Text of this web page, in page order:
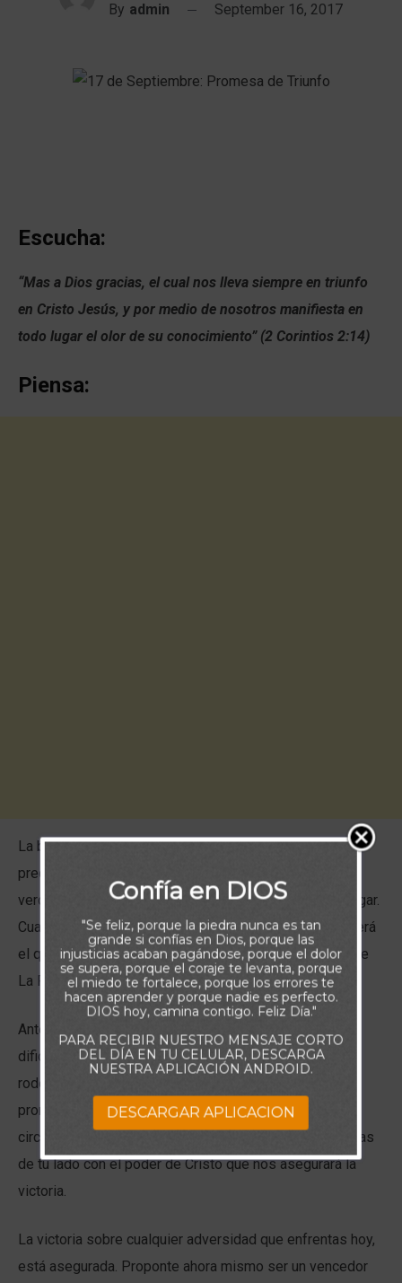
By admin September 16, 2017
Escucha:
“Mas a Dios gracias, el cual nos lleva siempre en triunfo
en Cristo Jesús, y por medio de nosotros manifiesta en
todo lugar el olor de su conocimiento” (2 Corintios 2:14)
Piensa:
La buena batalla de la fe que hoy luchas, debes estar
precedida por el reconocimiento de una importante
verdad: Tú mente es el lugar donde esa batalla toma lugar.
Cualquier pensamiento que se apodere de tu mente, será
el que domine tu vida: La decisión es tuya, que gobierne
La Palabra de Dios o las mentiras del mal.
Ante el embate de las situaciones amenazantes,
dificultades, amarguras; ante la oscuridad que intente
rodearte, ancla tus pies y permanece inamovible en las
promesas de Dios. Es verdad que la presión de las
circunstancias puede hacerse insostenible, pero cuentas
de tu lado con el poder de Cristo que nos asegurará la
victoria.
La victoria sobre cualquier adversidad que enfrentas hoy,
está asegurada. Proponte ahora mismo ser un vencedor
Confía en DIOS
"Se feliz, porque la piedra nunca es tan
grande si confías en Dios, porque las
injusticias acaban pagándose, porque el dolor
se supera, porque el coraje te levanta, porque
el miedo te fortalece, porque los errores te
hacen aprender y porque nadie es perfecto.
DIOS hoy, camina contigo. Feliz Día."
PARA RECIBIR NUESTRO MENSAJE CORTO
DEL DÍA EN TU CELULAR, DESCARGA
NUESTRA APLICACIÓN ANDROID.
DESCARGAR APLICACION